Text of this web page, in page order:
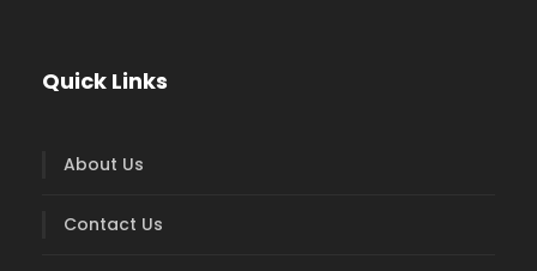
Quick Links
About Us
Contact Us